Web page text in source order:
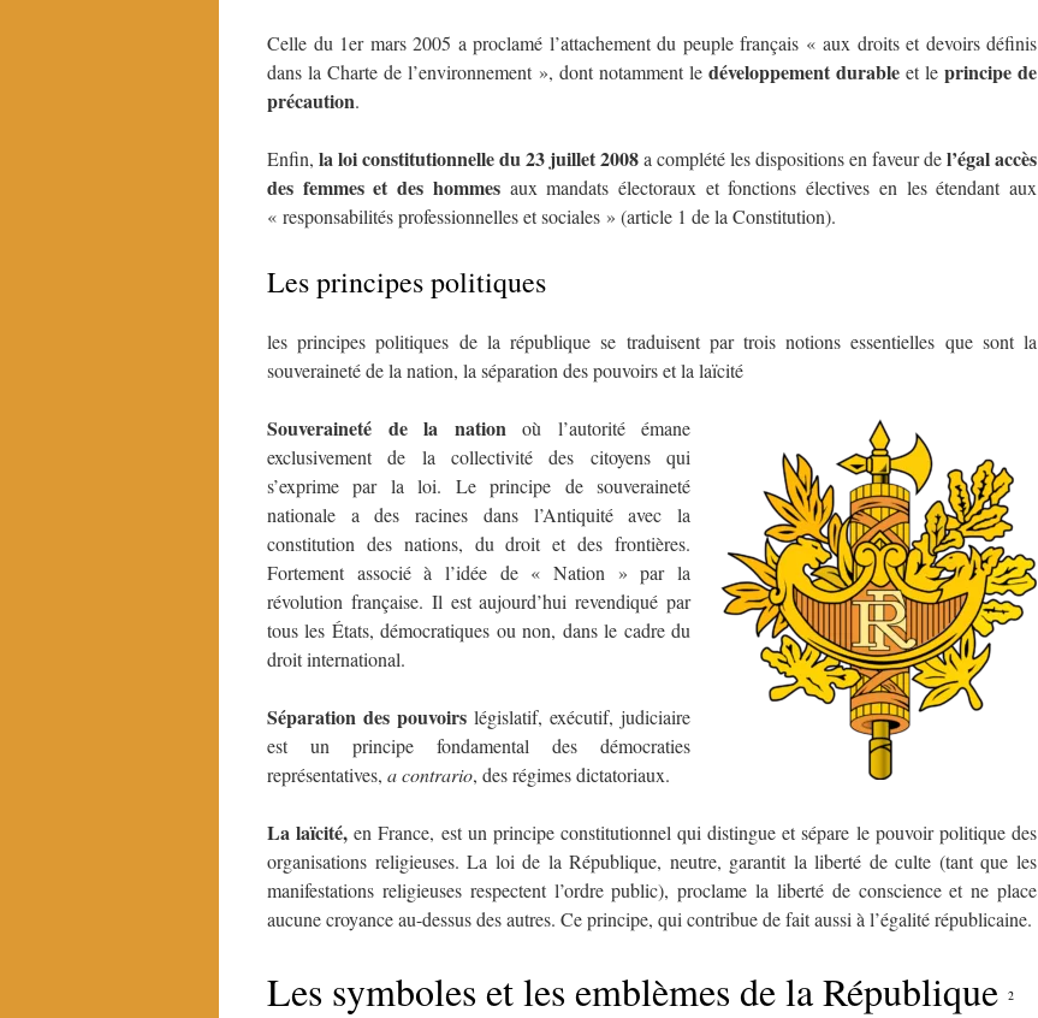
Celle du 1er mars 2005 a proclamé l’attachement du peuple français « aux droits et devoirs définis
dans la Charte de l’environnement », dont notamment le développement durable et le principe de
précaution.
Enfin, la loi constitutionnelle du 23 juillet 2008a complété les dispositions en faveur del’égal accès
des femmes et des hommesaux mandats électoraux et fonctions électives en les étendant aux
« responsabilités professionnelles et sociales » (article 1 de la Constitution).
Les principes politiques
les principes politiques de la république se traduisent par trois notions essentielles que sont la
souveraineté de la nation, la séparation des pouvoirs et la laïcité
Souveraineté de la nation où l’autorité émane
exclusivement de la collectivité des citoyens qui
s’exprime par la loi. Le principe de souveraineté
nationale a des racines dans l’Antiquité avec la
constitution des nations, du droit et des frontières.
Fortement associé à l’idée de « Nation » par la
révolution française. Il est aujourd’hui revendiqué par
tous les États, démocratiques ou non, dans le cadre du
droit international.
Séparation des pouvoirs législatif, exécutif, judiciaire
est un principe fondamental des démocraties
représentatives, a contrario, des régimes dictatoriaux.
La laïcité,en France, est un principe constitutionnel qui distingue et sépare le pouvoir politique des
organisations religieuses. La loi de la République, neutre, garantit la liberté de culte (tant que les
manifestations religieuses respectent l’ordre public), proclame la liberté de conscience et ne place
aucune croyance au-dessus des autres. Ce principe, qui contribue de fait aussi à l’égalité républicaine.
Les symboles et les emblèmes de la République 2